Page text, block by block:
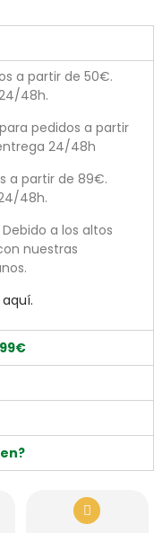
a partir de 50€.
48h.
para pedidos a partir
24/48h
a partir de 89€.
48h.
a los altos
nuestras
aquí.